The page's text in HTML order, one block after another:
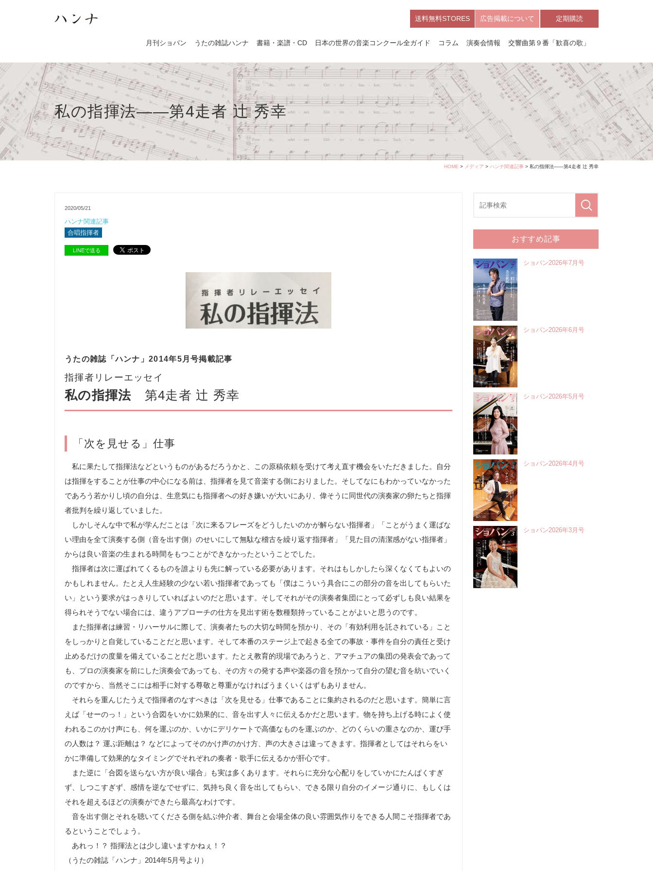
送料無料STORES 広告掲載について 定期購読
月刊ショパン うたの雑誌ハンナ 書籍・楽譜・CD 日本の世界の音楽コンクール全ガイド コラム 演奏会情報 交響曲第９番「歓喜の歌」
私の指揮法――第4走者 辻 秀幸
HOME > メディア > ハンナ関連記事 > 私の指揮法――第4走者 辻 秀幸
2020/05/21
ハンナ関連記事
合唱指揮者
LINEで送る
うたの雑誌「ハンナ」2014年5月号掲載記事
指揮者リレーエッセイ
私の指揮法 第4走者 辻 秀幸
「次を見せる」仕事
私に果たして指揮法などというものがあるだろうかと、この原稿依頼を受けて考え直す機会をいただきました。自分
は指揮をすることが仕事の中心になる前は、指揮者を見て音楽する側におりました。そしてなにもわかっていなかった
であろう若かりし頃の自分は、生意気にも指揮者への好き嫌いが大いにあり、偉そうに同世代の演奏家の卵たちと指揮
者批判を繰り返していました。
しかしそんな中で私が学んだことは「次に来るフレーズをどうしたいのかが解らない指揮者」「ことがうまく運ばな
い理由を全て演奏する側（音を出す側）のせいにして無駄な稽古を繰り返す指揮者」「見た目の清潔感がない指揮者」
からは良い音楽の生まれる時間をもつことができなかったということでした。
指揮者は次に運ばれてくるものを誰よりも先に解っている必要があります。それはもしかしたら深くなくてもよいの
かもしれません。たとえ人生経験の少ない若い指揮者であっても「僕はこういう具合にこの部分の音を出してもらいた
い」という要求がはっきりしていればよいのだと思います。そしてそれがその演奏者集団にとって必ずしも良い結果を
得られそうでない場合には、違うアプローチの仕方を見出す術を数種類持っていることがよいと思うのです。
また指揮者は練習・リハーサルに際して、演奏者たちの大切な時間を預かり、その「有効利用を託されている」こと
をしっかりと自覚していることだと思います。そして本番のステージ上で起きる全ての事故・事件を自分の責任と受け
止めるだけの度量を備えていることだと思います。たとえ教育的現場であろうと、アマチュアの集団の発表会であって
も、プロの演奏家を前にした演奏会であっても、その方々の発する声や楽器の音を預かって自分の望む音を紡いでいく
のですから、当然そこには相手に対する尊敬と尊重がなければうまくいくはずもありません。
それらを重んじたうえで指揮者のなすべきは「次を見せる」仕事であることに集約されるのだと思います。簡単に言
えば「せーのっ！」という合図をいかに効果的に、音を出す人々に伝えるかだと思います。物を持ち上げる時によく使
われるこのかけ声にも、何を運ぶのか、いかにデリケートで高価なものを運ぶのか、どのくらいの重さなのか、運び手
の人数は？ 運ぶ距離は？ などによってそのかけ声のかけ方、声の大きさは違ってきます。指揮者としてはそれらをい
かに準備して効果的なタイミングでそれぞれの奏者・歌手に伝えるかが肝心です。
また逆に「合図を送らない方が良い場合」も実は多くあります。それらに充分な心配りをしていかにたんぱくすぎ
ず、しつこすぎず、感情を逆なでせずに、気持ち良く音を出してもらい、できる限り自分のイメージ通りに、もしくは
それを超えるほどの演奏ができたら最高なわけです。
音を出す側とそれを聴いてくださる側を結ぶ仲介者、舞台と会場全体の良い雰囲気作りをできる人間こそ指揮者であ
るということでしょう。
あれっ！？ 指揮法とは少し違いますかねぇ！？
（うたの雑誌「ハンナ」2014年5月号より）
おすすめ記事
ショパン2026年7月号
ショパン2026年6月号
ショパン2026年5月号
ショパン2026年4月号
ショパン2026年3月号